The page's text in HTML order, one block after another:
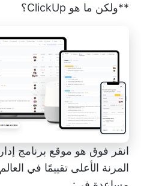
**ولكن ما هو ClickUp؟
انقر فوق هو موقع برنامج
المرنة الأعلى تقييمًا في العالم